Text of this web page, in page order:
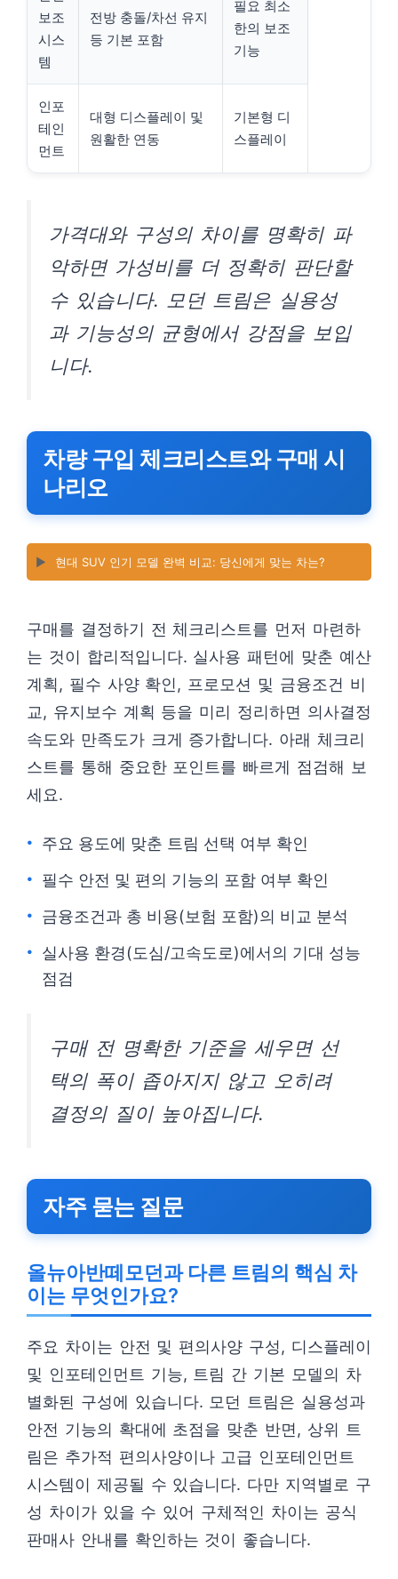
보조
시스
템
전방 충돌/차선 유지
등 기본 포함
필요 최소
한의 보조
기능
인포
테인
먼트
대형 디스플레이 및
원활한 연동
기본형 디
스플레이
가격대와 구성의 차이를 명확히 파
악하면 가성비를 더 정확히 판단할
수 있습니다. 모던 트림은 실용성
과 기능성의 균형에서 강점을 보입
니다.
차량 구입 체크리스트와 구매 시
나리오
▶️ 현대 SUV 인기 모델 완벽 비교: 당신에게 맞는 차는?
구매를 결정하기 전 체크리스트를 먼저 마련하
는 것이 합리적입니다. 실사용 패턴에 맞춘 예산
계획, 필수 사양 확인, 프로모션 및 금융조건 비
교, 유지보수 계획 등을 미리 정리하면 의사결정
속도와 만족도가 크게 증가합니다. 아래 체크리
스트를 통해 중요한 포인트를 빠르게 점검해 보
세요.
주요 용도에 맞춘 트림 선택 여부 확인
필수 안전 및 편의 기능의 포함 여부 확인
금융조건과 총 비용(보험 포함)의 비교 분석
실사용 환경(도심/고속도로)에서의 기대 성능
점검
구매 전 명확한 기준을 세우면 선
택의 폭이 좁아지지 않고 오히려
결정의 질이 높아집니다.
자주 묻는 질문
올뉴아반떼모던과 다른 트림의 핵심 차
이는 무엇인가요?
주요 차이는 안전 및 편의사양 구성, 디스플레이
및 인포테인먼트 기능, 트림 간 기본 모델의 차
별화된 구성에 있습니다. 모던 트림은 실용성과
안전 기능의 확대에 초점을 맞춘 반면, 상위 트
림은 추가적 편의사양이나 고급 인포테인먼트
시스템이 제공될 수 있습니다. 다만 지역별로 구
성 차이가 있을 수 있어 구체적인 차이는 공식
판매사 안내를 확인하는 것이 좋습니다.